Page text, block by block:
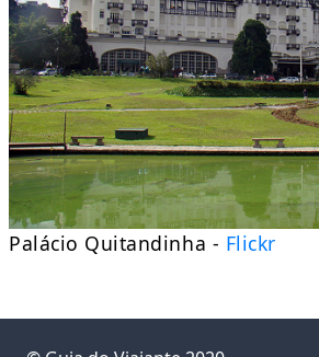
Palácio Quitandinha - Flickr